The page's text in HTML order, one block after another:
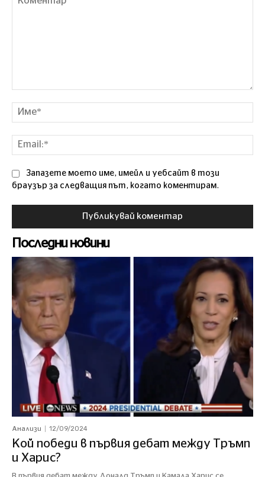
Запазете моето име, имейл и уебсайт в този
браузър за следващия път, когато коментирам.
Последни новини
Анализи 12/09/2024
Кой победи в първия дебат между Тръмп
и Харис?